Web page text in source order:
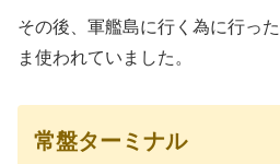
その後、軍艦島に行く為に行った
ま使われていました。
常盤ターミナル